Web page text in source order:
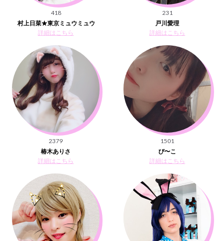
418
村上日菜★東京ミュウミュウ
詳細はこちら
231
戸川愛理
詳細はこちら
2379
椿木ありさ
詳細はこちら
1501
ぴ〜こ
詳細はこちら